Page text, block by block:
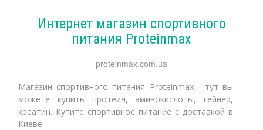
Интернет магазин спортивного
питания Proteinmax
proteinmax.com.ua
Магазин спортивного питания Proteinmax - тут вы
можете купить протеин, аминокислоты, гейнер,
креатин. Купите спортивное питание с доставкой в
Киеве.